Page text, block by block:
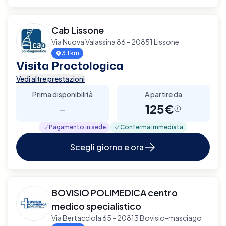
Cab Lissone
Via Nuova Valassina 86 - 20851 Lissone
3.1 km
Visita Proctologica
Vedi altre prestazioni
Prima disponibilità
-
A partire da
125€
Pagamento in sede Conferma immediata
Scegli giorno e ora
BOVISIO POLIMEDICA centro
medico specialistico
Via Bertacciola 65 - 20813 Bovisio-masciago